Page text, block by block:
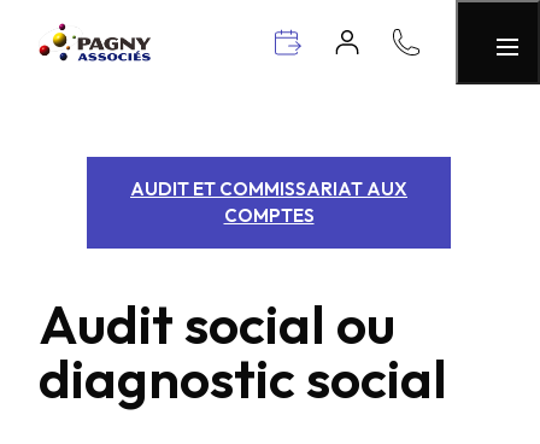
AUDIT ET COMMISSARIAT AUX
COMPTES
Audit social ou
diagnostic social